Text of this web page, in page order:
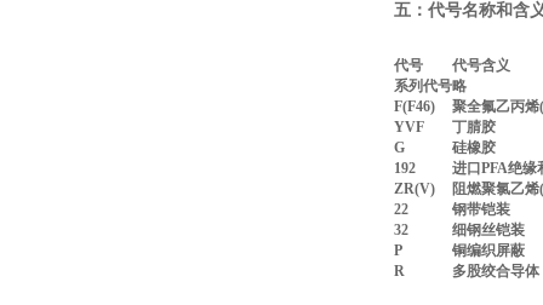
五：代号名称和含
代号
代号含义
系列代号略
F(F46)
聚全氟乙丙烯
YVF
丁腈胶
G
硅橡胶
192
进口PFA绝缘
ZR(V)
阻燃聚氯乙
22
钢带铠装
32
细钢丝铠装
P
铜编织屏蔽
R
多股绞合导体